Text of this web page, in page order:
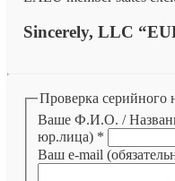
Sincerely, LLC
Проверка серийного
Ваше Ф.И.О. /
юр.лица) *
Ваш e-mail